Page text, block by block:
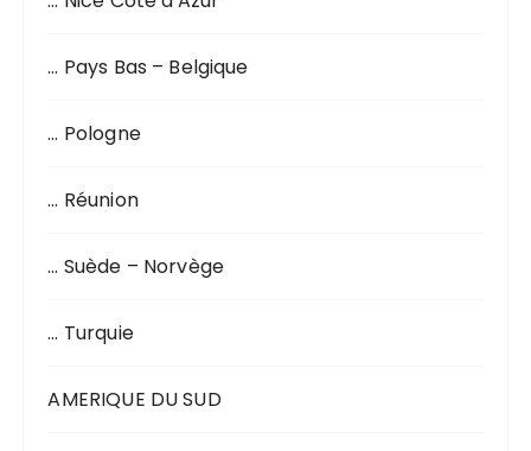
… Pays Bas – Belgique
… Pologne
… Réunion
… Suède – Norvège
… Turquie
AMERIQUE DU SUD